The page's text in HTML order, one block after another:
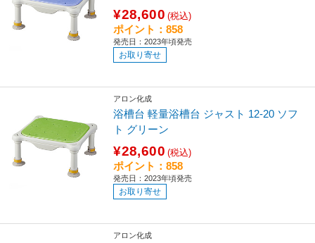
¥28,600 (税込)
ポイント：858
発売日：2023年頃発売
お取り寄せ
アロン化成
浴槽台 軽量浴槽台 ジャスト 12-20 ソフ
ト グリーン
¥28,600 (税込)
ポイント：858
発売日：2023年頃発売
お取り寄せ
アロン化成